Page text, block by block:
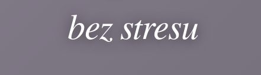
bez stresu